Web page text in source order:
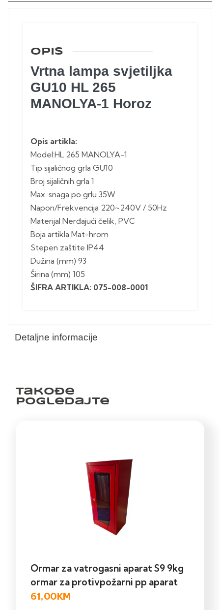
Detaljne informacije
OPIS
Vrtna lampa svjetiljka
GU10 HL 265
MANOLYA-1 Horoz
Opis artikla:
Model:HL 265 MANOLYA-1
Tip sijaličnog grla GU10
Broj sijaličnih grla 1
Max. snaga po grlu 35W
Napon/Frekvencija 220~240V / 50Hz
Materijal Nerđajući čelik, PVC
Boja artikla Mat-hrom
Stepen zaštite IP44
Dužina (mm) 93
Širina (mm) 105
ŠIFRA ARTIKLA: 075-008-0001
Takođe
pogledajte
Ormar za vatrogasni aparat S9 9kg
ormar za protivpožarni pp aparat
61,00KM